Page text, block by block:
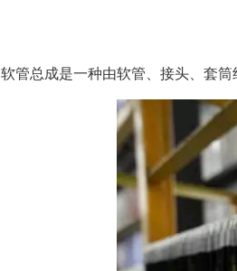
软管总成‌是一种由软管、接头、套